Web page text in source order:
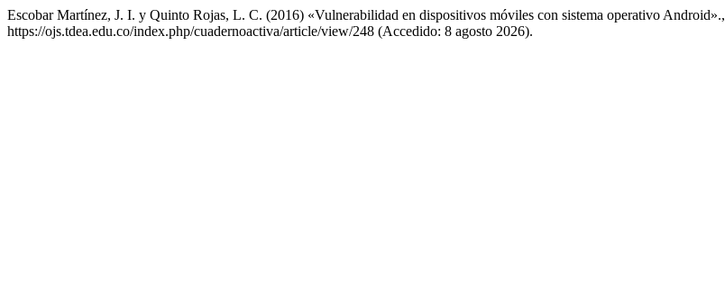
Escobar Martínez, J. I. y Quinto Rojas, L. C. (2016) «Vulnerabilidad en dispositivos móviles con sistema operativo Android».,
https://ojs.tdea.edu.co/index.php/cuadernoactiva/article/view/248 (Accedido: 8 agosto 2026).